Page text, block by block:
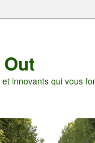
innovants qui vous